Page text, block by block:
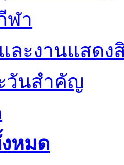
ฬา
ละงานแสดง
วันสำคัญ
หมด